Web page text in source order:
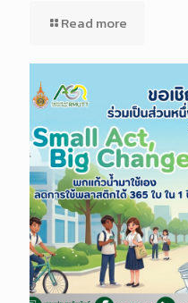
Read more